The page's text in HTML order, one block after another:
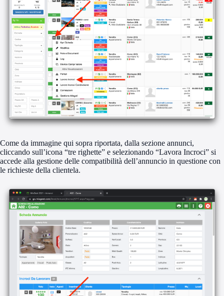
Come da immagine qui sopra riportata, dalla sezione annunci,
cliccando sull’icona “tre righette” e selezionando “Lavora Incroci” si
accede alla gestione delle compatibilità dell’annuncio in questione con
le richieste della clientela.